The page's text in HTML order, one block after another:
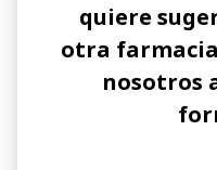
quiere
otra
nosotros